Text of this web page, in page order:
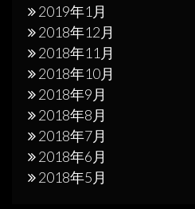
2019年1月
2018年12月
2018年11月
2018年10月
2018年9月
2018年8月
2018年7月
2018年6月
2018年5月